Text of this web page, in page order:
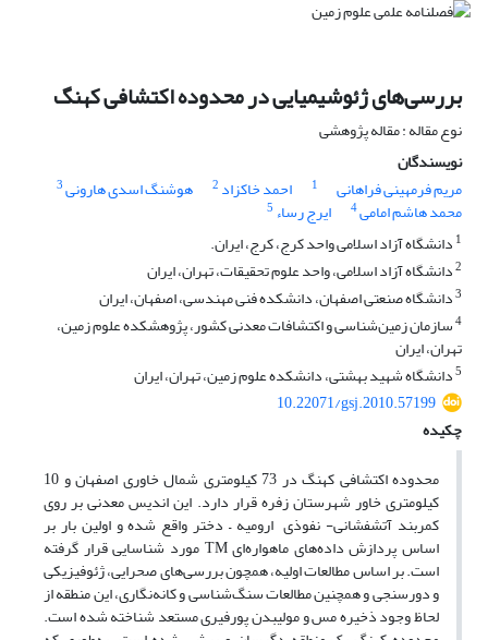
بررسی‌های ژئوشیمیایی در محدوده اکتشافی کهنگ
نوع مقاله : مقاله پژوهشی
نویسندگان
مریم فرمهینی فراهانی
1 احمد خاکزاد 2 هوشنگ اسدی هارونی3
محمد هاشم امامی4 ایرج رساء 5
1 دانشگاه آزاد اسلامی واحد کرج، کرج، ایران.
2دانشگاه آزاد اسلامی، واحد علوم تحقیقات، تهران، ایران
3دانشگاه صنعتی اصفهان، دانشکده فنی مهندسی، اصفهان، ایران
4سازمان زمین‌شناسی و اکتشافات معدنی کشور، پژوهشکده علوم زمین،
تهران، ایران
5دانشگاه شهید بهشتی، دانشکده علوم زمین، تهران، ایران
10.22071/gsj.2010.57199
چکیده
محدوده اکتشافی کهنگ در 73 کیلومتری شمال خاوری اصفهان و 10
کیلومتری خاور شهرستان زفره قرار دارد. این اندیس معدنی بر روی
کمربند آتشفشانی- نفوذی ارومیه – دختر واقع شده و اولین بار بر
اساس پردازش داده‌های ماهواره‌ای TM مورد شناسایی قرار گرفته
است. بر اساس مطالعات اولیه، همچون بررسی‌های صحرایی، ژئوفیزیکی
و دورسنجی و همچنین مطالعات سنگ‌شناسی و کانه‌نگاری، این منطقه از
لحاظ وجود ذخیره مس و مولیبدن پورفیری مستعد شناخته شده است.